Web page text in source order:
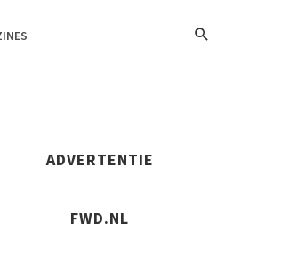
ADVERTENTIE
FWD.NL